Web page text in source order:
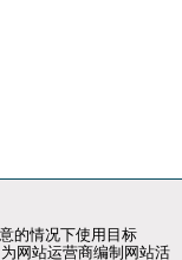
的情况下使用目标
网站运营商编制网站活